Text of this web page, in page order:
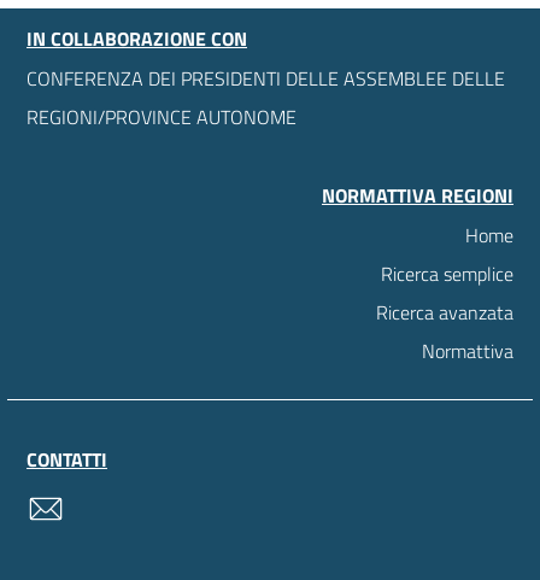
IN COLLABORAZIONE CON
CONFERENZA DEI PRESIDENTI DELLE ASSEMBLEE DELLE
REGIONI/PROVINCE AUTONOME
NORMATTIVA REGIONI
Home
Ricerca semplice
Ricerca avanzata
Normattiva
CONTATTI